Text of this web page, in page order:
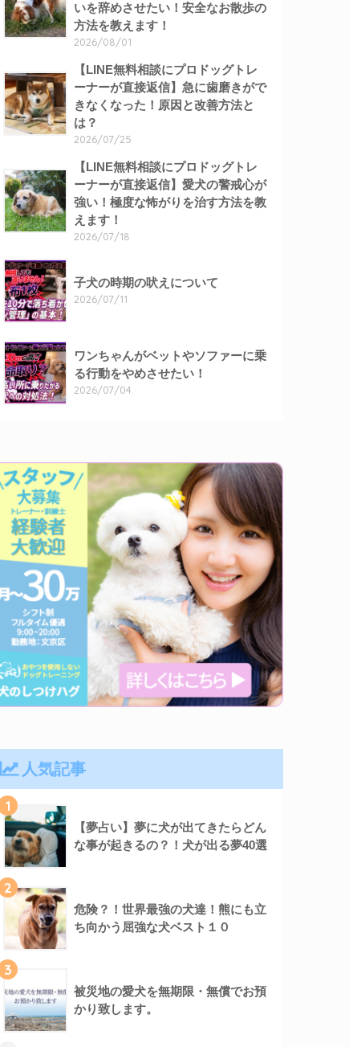
いを辞めさせたい！安全なお散歩の
方法を教えます！
2026/08/01
【LINE無料相談にプロドッグトレ
ーナーが直接返信】急に歯磨きがで
きなくなった！原因と改善方法と
は？
2026/07/25
【LINE無料相談にプロドッグトレ
ーナーが直接返信】愛犬の警戒心が
強い！極度な怖がりを治す方法を教
えます！
2026/07/18
子犬の時期の吠えについて
2026/07/11
ワンちゃんがベットやソファーに乗
る行動をやめさせたい！
2026/07/04
人気記事
1
【夢占い】夢に犬が出てきたらどん
な事が起きるの？！犬が出る夢40選
2
危険？！世界最強の犬達！熊にも立
ち向かう屈強な犬ベスト１０
3
被災地の愛犬を無期限・無償でお預
かり致します。